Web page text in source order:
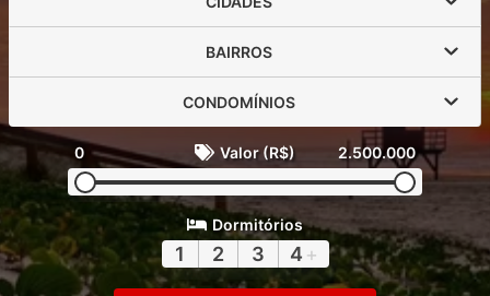
BAIRROS
CONDOMÍNIOS
0 Valor (R$) 2.500.000
Dormitórios
1 2 3 4 +